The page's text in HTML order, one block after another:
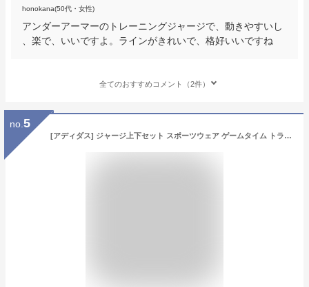
honokana(50代・女性)
アンダーアーマーのトレーニングジャージで、動きやすいし
、楽で、いいですよ。ラインがきれいで、格好いいですね
全てのおすすめコメント（2件）
no. 5
[アディダス] ジャージ上下セット スポーツウェア ゲームタイム トラックスーツ MMA81 レディース カーボン(H67028) J/L